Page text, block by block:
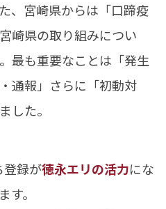
、宮崎県からは「口蹄疫
崎県の取り組みについ
最も重要なことは「発生
通報」さらに「初動対
した。
登録が徳永エリの活力にな
す。